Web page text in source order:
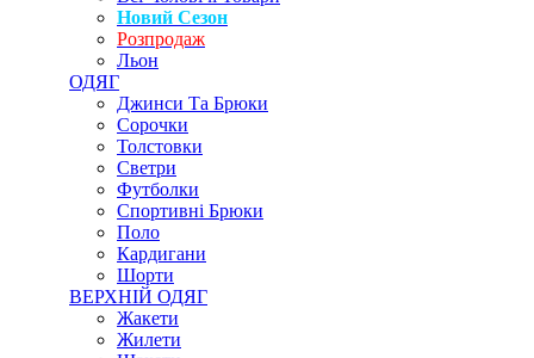
Новий Сезон
Розпродаж
Льон
ОДЯГ
Джинси Та Брюки
Сорочки
Толстовки
Светри
Футболки
Спортивні Брюки
Поло
Кардигани
Шорти
ВЕРХНІЙ ОДЯГ
Жакети
Жилети